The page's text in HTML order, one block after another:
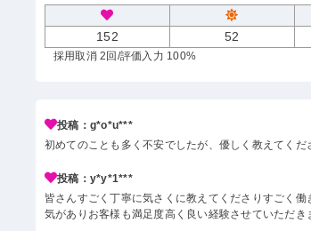
152 52
採用取消 2回 /評価入力 100%
投稿：g*o*u***
初めてのことも多く不安でしたが、優しく教えてく
投稿：y*y*1***
皆さんすごく丁寧に気さくに教えてくださりすごく
気がありお客様も満足度高く良い経験させていただき